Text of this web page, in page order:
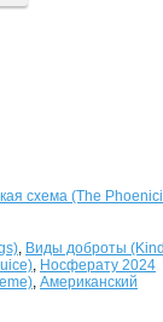
схема (The
, Виды доброты
, Носферату 2024
, Американский